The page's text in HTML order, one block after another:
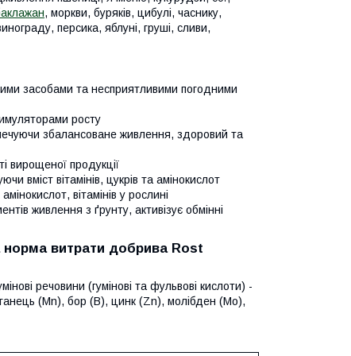
, моркви, буряків, цибулі, часнику,
персика, яблуні, груші, сливи,
засобами та несприятливими погодними
росту
збалансоване живлення, здоровий та
вирощеної продукції
вміст вітамінів, цукрів та амінокислот
вітамінів у рослині
живлення з ґрунту, активізує обмінні
норма витрати добрива Rost
речовини (гумінові та фульвові кислоти) -
(Mn), бор (B), цинк (Zn), молібден (Mo),